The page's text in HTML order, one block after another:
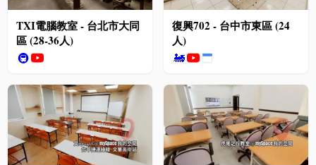
TXI電腦教室 - 台北市大同
區 (28-36人)
🚇
復興702 - 台中市東區 (24
人)
🚂